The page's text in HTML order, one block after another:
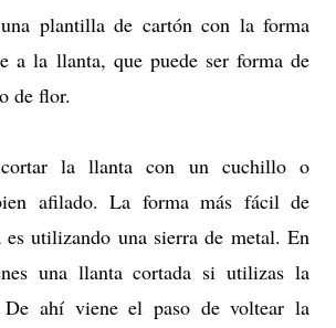
plantilla de cartón con la forma
a la llanta, que puede ser forma de
de flor.
cortar la llanta con un cuchillo o
afilado. La forma más fácil de
utilizando una sierra de metal. En
una llanta cortada si utilizas la
De ahí viene el paso de voltear la